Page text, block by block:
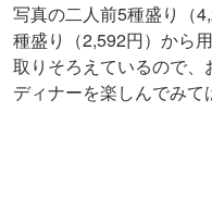
写真の二人前5種盛り（
種盛り（2,592円）から
取りそろえているので、
ディナーを楽しんでみて